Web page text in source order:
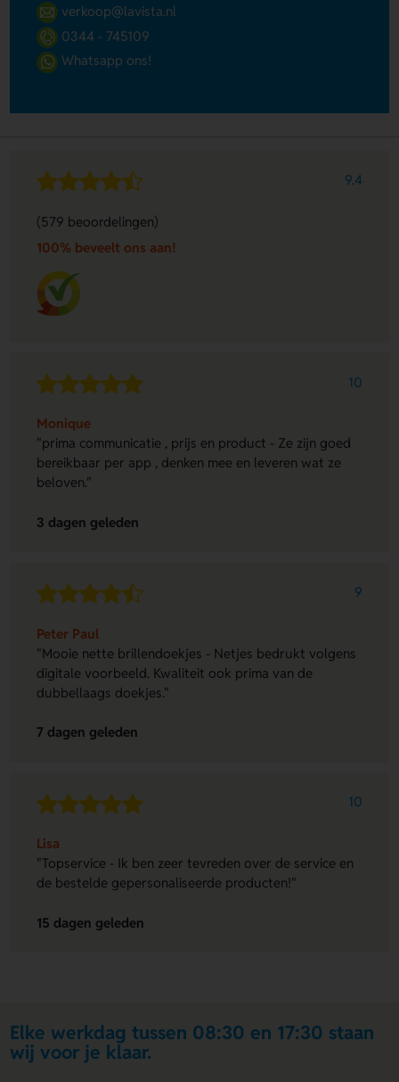
verkoop@lavista.nl
0344 - 745109
Whatsapp ons!
9.4
(579 beoordelingen)
100% beveelt ons aan!
10
Monique
"prima communicatie , prijs en product - Ze zijn goed
bereikbaar per app , denken mee en leveren wat ze
beloven."
3 dagen geleden
9
Peter Paul
"Mooie nette brillendoekjes - Netjes bedrukt volgens
digitale voorbeeld. Kwaliteit ook prima van de
dubbellaags doekjes."
7 dagen geleden
10
Lisa
"Topservice - Ik ben zeer tevreden over de service en
de bestelde gepersonaliseerde producten!"
15 dagen geleden
Elke werkdag tussen 08:30 en 17:30 staan
wij voor je klaar.